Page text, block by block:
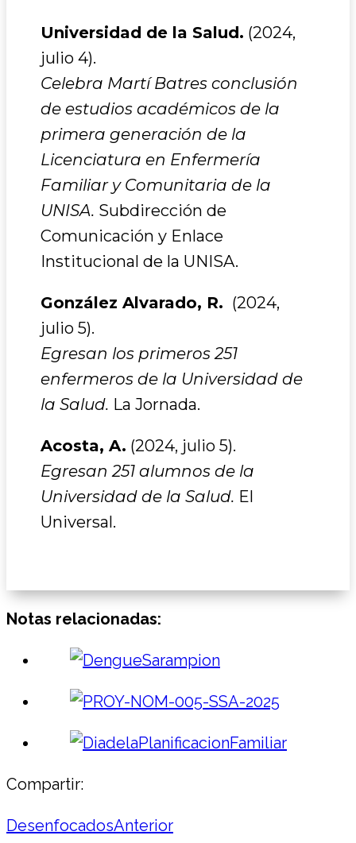
Universidad de la Salud. (2024,
julio 4).
Celebra Martí Batres conclusión
de estudios académicos de la
primera generación de la
Licenciatura en Enfermería
Familiar y Comunitaria de la
UNISA. Subdirección de
Comunicación y Enlace
Institucional de la UNISA.
González Alvarado, R. (2024,
julio 5).
Egresan los primeros 251
enfermeros de la Universidad de
la Salud. La Jornada.
Acosta, A. (2024, julio 5).
Egresan 251 alumnos de la
Universidad de la Salud. El
Universal.
Notas relacionadas:
Compartir:
DesenfocadosAnterior